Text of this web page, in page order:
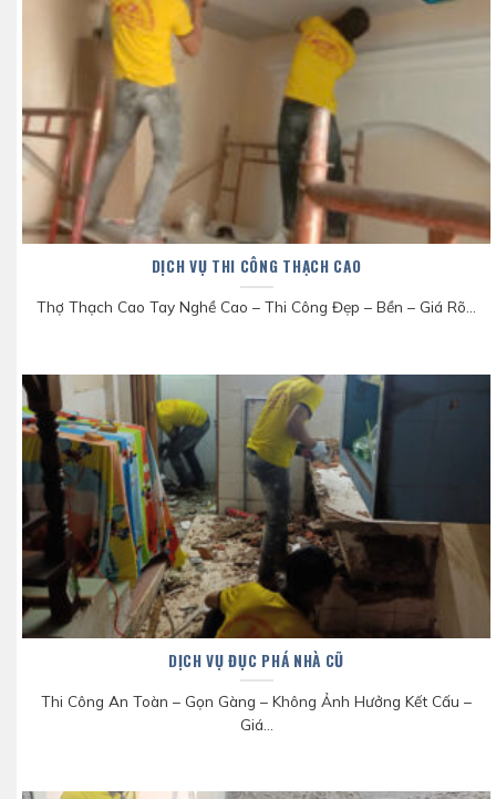
DỊCH VỤ THI CÔNG THẠCH CAO
Thợ Thạch Cao Tay Nghề Cao – Thi Công Đẹp – Bền – Giá Rõ...
DỊCH VỤ ĐỤC PHÁ NHÀ CŨ
Thi Công An Toàn – Gọn Gàng – Không Ảnh Hưởng Kết Cấu –
Giá...